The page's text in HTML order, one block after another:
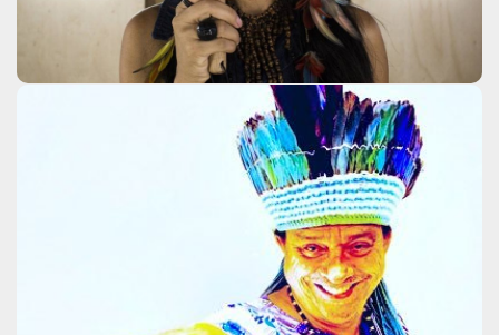
Nankupé Tupinambá
Fulkaxó
Clique aqui